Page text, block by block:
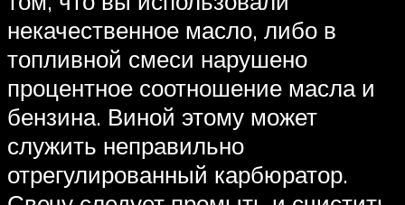
некачественное масло, либо в
топливной смеси нарушено
процентное соотношение масла и
бензина. Виной этому может
служить неправильно
отрегулированный карбюратор.